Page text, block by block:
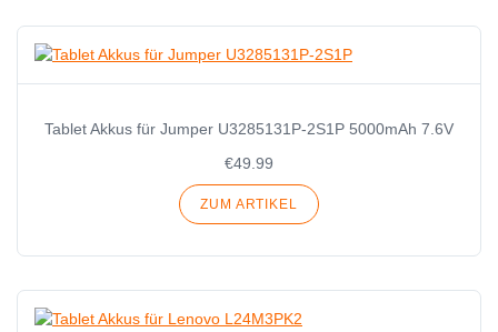
Tablet Akkus für Jumper U3285131P-2S1P 5000mAh 7.6V
€49.99
ZUM ARTIKEL